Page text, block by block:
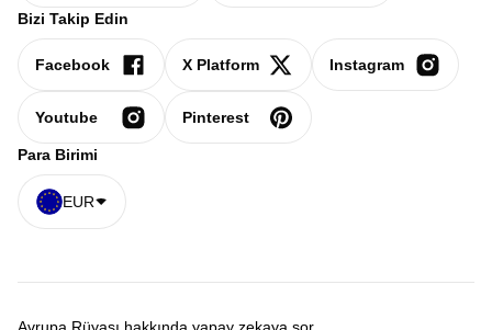
Bizi Takip Edin
Facebook X Platform Instagram
Youtube Pinterest
Para Birimi
EUR